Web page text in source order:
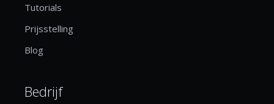
Tutorials
Prijsstelling
Blog
Bedrijf